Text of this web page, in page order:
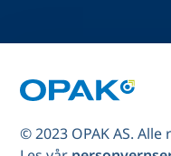
© 2023 OPAK AS.